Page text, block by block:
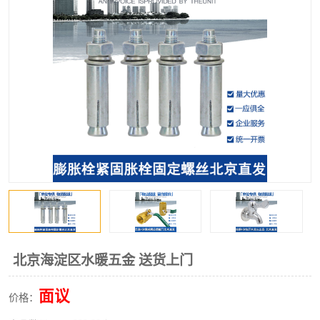
北京海淀区水暖五金 送货上门
价格： 面议